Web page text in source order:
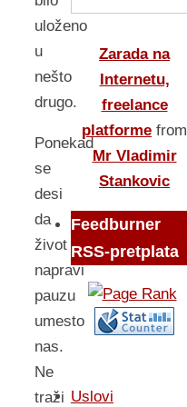
uloženo
u
nešto
drugo.
Ponekad
se
desi
da
život
napravi
pauzu
umesto
nas.
Ne
traži
Zarada na
Internetu,
freelance
platforme from
Mr Vladimir
Stankovic
Feedburner
RSS-pretplata
Uslovi